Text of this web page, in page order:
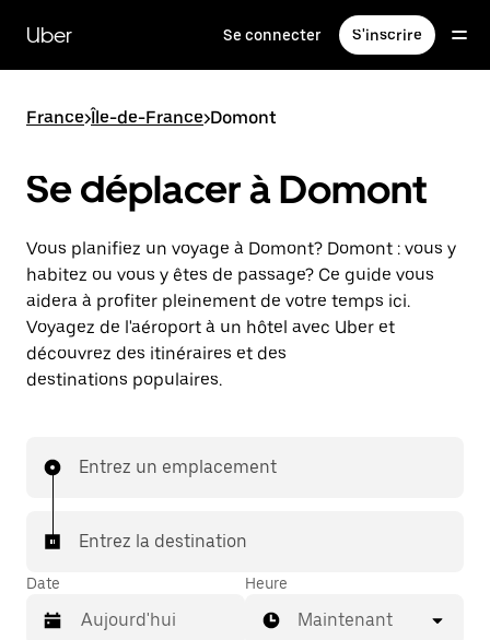
contenu
principal
Uber Se connecter S'inscrire
France>Île-de-France>Domont
Se déplacer à Domont
Vous planifiez un voyage à Domont? Domont : vous y
habitez ou vous y êtes de passage? Ce guide vous
aidera à profiter pleinement de votre temps ici.
Voyagez de l'aéroport à un hôtel avec Uber et
découvrez des itinéraires et des
destinations populaires.
Entrez un emplacement
Entrez la destination
Date Heure
Maintenant